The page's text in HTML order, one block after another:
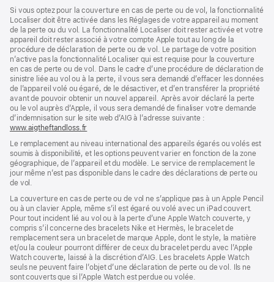
Si vous optez pour la couverture en cas de perte ou de vol, la fonctionnalité
Localiser doit être activée dans les Réglages de votre appareil au moment
de la perte ou du vol. La fonctionnalité Localiser doit rester activée et votre
appareil doit rester associé à votre compte Apple tout au long de la
procédure de déclaration de perte ou de vol. Le partage de votre position
n’active pas la fonctionnalité Localiser qui est requise pour la couverture
en cas de perte ou de vol. Dans le cadre d’une procédure de déclaration de
sinistre liée au vol ou à la perte, il vous sera demandé d’effacer les données
de l’appareil volé ou égaré, de le désactiver, et d’en transférer la propriété
avant de pouvoir obtenir un nouvel appareil. Après avoir déclaré la perte
ou le vol auprès d’Apple, il vous sera demandé de finaliser votre demande
d’indemnisation sur le site web d’AIG à l’adresse suivante :
www.aigtheftandloss.fr
une
nouvelle
fenêtre)
Le remplacement au niveau international des appareils égarés ou volés est
soumis à disponibilité, et les options peuvent varier en fonction de la zone
géographique, de l’appareil et du modèle. Le service de remplacement le
jour même n’est pas disponible dans le cadre des déclarations de perte ou
de vol.
La couverture en cas de perte ou de vol ne s’applique pas à un Apple Pencil
ou à un clavier Apple, même s’il est égaré ou volé avec un iPad couvert.
Pour tout incident lié au vol ou à la perte d’une Apple Watch couverte, y
compris s’il concerne des bracelets Nike et Hermès, le bracelet de
remplacement sera un bracelet de marque Apple, dont le style, la matière
et/ou la couleur pourront différer de ceux du bracelet perdu avec l’Apple
Watch couverte, laissé à la discrétion d’AIG. Les bracelets Apple Watch
seuls ne peuvent faire l’objet d’une déclaration de perte ou de vol. Ils ne
sont couverts que si l’Apple Watch est perdue ou volée.